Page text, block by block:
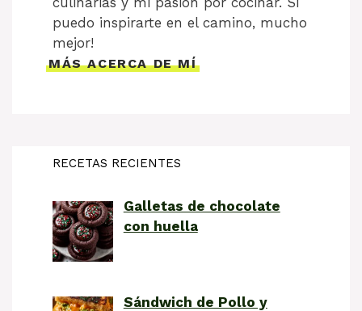
puedo inspirarte en el camino, mucho
mejor!
MÁS ACERCA DE MÍ
RECETAS RECIENTES
Galletas de chocolate
con huella
Sándwich de Pollo y